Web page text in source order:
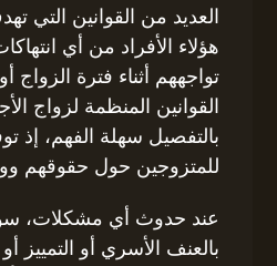
العديد من القوانين التي
هؤلاء الأفراد من أي
تواجههم أثناء فترة الزواج
القوانين المنظمة لزواج
بالتفصيل سهلة الفهم، إذ
للمتزوجين حول حقوقهم
عند حدوث أي مشكلات،
بالعنف الأسري أو التمييز